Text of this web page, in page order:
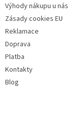
Výhody nákupu u nás
Zásady cookies EU
Reklamace
Doprava
Platba
Kontakty
Blog